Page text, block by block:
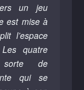
un jeu
est mise à
l’espace
quatre
sorte de
qui se